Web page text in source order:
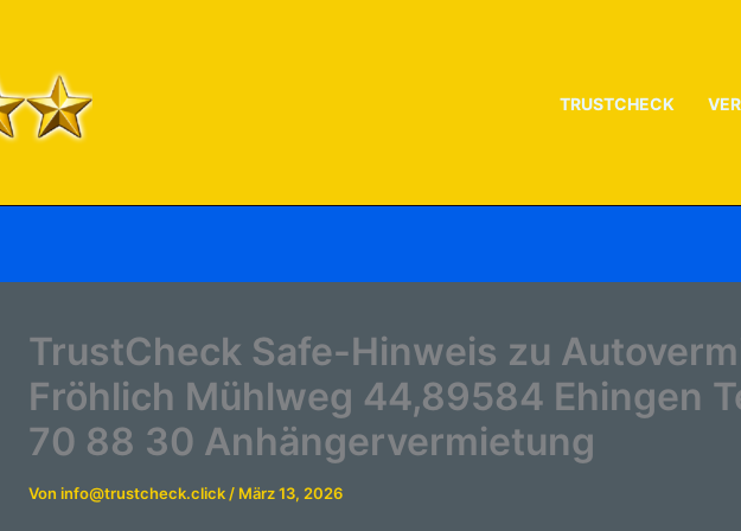
TRUSTCHECK
TrustCheck Safe-Hinweis zu
Fröhlich Mühlweg 44,89584 Ehingen
70 88 30 Anhängervermietung
Von info@trustcheck.click / März 13, 2026